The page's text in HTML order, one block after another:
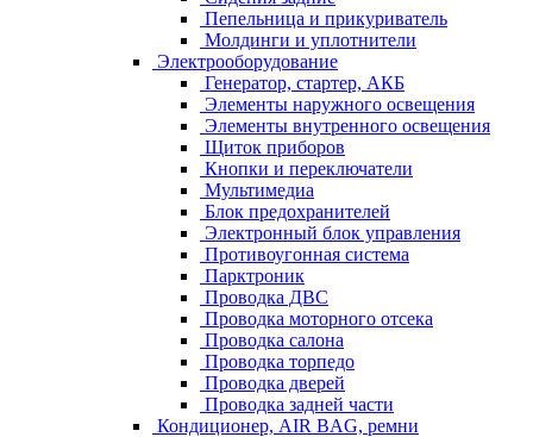
Пепельница и прикуриватель
Молдинги и уплотнители
Электрооборудование
Генератор, стартер, АКБ
Элементы наружного освещения
Элементы внутренного освещения
Щиток приборов
Кнопки и переключатели
Мультимедиа
Блок предохранителей
Электронный блок управления
Противоугонная система
Парктроник
Проводка ДВС
Проводка моторного отсека
Проводка салона
Проводка торпедо
Проводка дверей
Проводка задней части
Кондиционер, AIR BAG, ремни